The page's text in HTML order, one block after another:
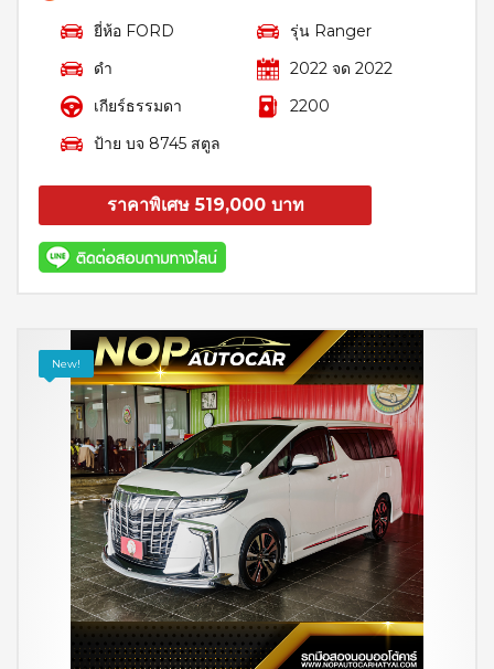
ยี่ห้อ FORD
รุ่น Ranger
ดำ
2022 จด 2022
เกียร์ธรรมดา
2200
ป้าย บจ 8745 สตูล
ราคาพิเศษ 519,000 บาท
New!